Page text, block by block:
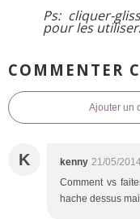
Ps: cliquer-
pour les utiliser.
COMMENTER
Ajouter un
K kenny 21/05/
Comment vs
hache dessus